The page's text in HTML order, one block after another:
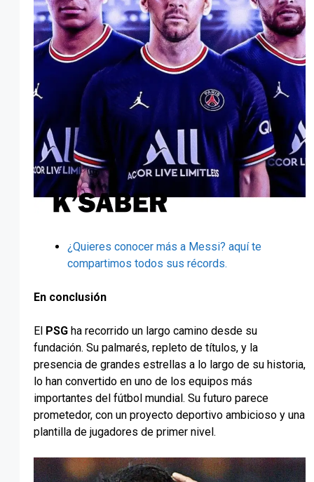
¿Quieres conocer más a Messi? aquí te
compartimos todos sus récords.
En conclusión
El PSG ha recorrido un largo camino desde su
fundación. Su palmarés, repleto de títulos, y la
presencia de grandes estrellas a lo largo de su historia,
lo han convertido en uno de los equipos más
importantes del fútbol mundial. Su futuro parece
prometedor, con un proyecto deportivo ambicioso y una
plantilla de jugadores de primer nivel.